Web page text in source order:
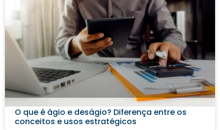
O que é ágio e deságio? Diferença entre os
conceitos e usos estratégicos